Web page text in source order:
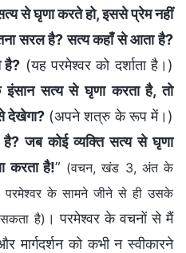
से घृणा करते हो, इससे प्रेम नहीं
सरल है? सत्य कहाँ से आता है?
है? (यह परमेश्वर को दर्शाता है।)
सत्य से घृणा करता है, तो
देखेगा? (अपने शत्रु के रूप में।)
है? जब कोई व्यक्ति सत्य से घृणा
करता है!” (वचन, खंड 3, अंत के
के सामने जीने से ही उसके
है) । परमेश्वर के वचनों से मैं
को कभी न स्वीकारने